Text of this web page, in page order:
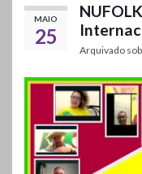
MAIO
25
Arquivado sob